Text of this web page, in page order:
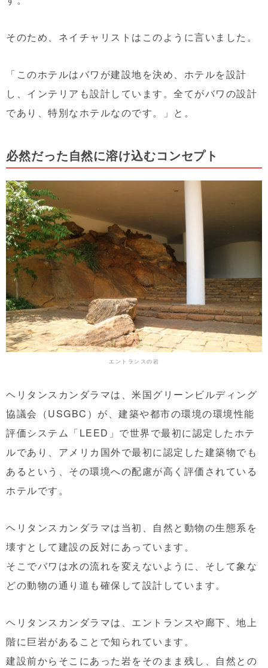
そのため、ネイチャリストはこのように言いました。
「このホテルはバワが建設地を決め、ホテルを設計
し、インテリアも設計しています。全てがバワの設計
であり、特別なホテルなのです。」と。
必然だった自然に溶け込むコンセプト
エントランスの岩
ヘリタンスカンダラマは、米国グリーンビルディング
協議会（USGBC）が、建築や都市の環境の環境性能
評価システム「LEED」で世界で最初に認定したホテ
ルであり、アメリカ国外で最初に認定した建築物でも
あるという、その環境への配慮が高く評価されている
ホテルです。
ヘリタンスカンダラマは当初、自然と動物の生態系を
壊すとして建設の反対にあっています。
そこでバワは水の流れを変えないように、そして象な
どの動物の通り道も確保して設計しています。
ヘリタンスカンダラマは、エントランスや廊下、地上
階に巨岩があることで知られています。
建設前からそこにあった岩をそのまま残し、自然との